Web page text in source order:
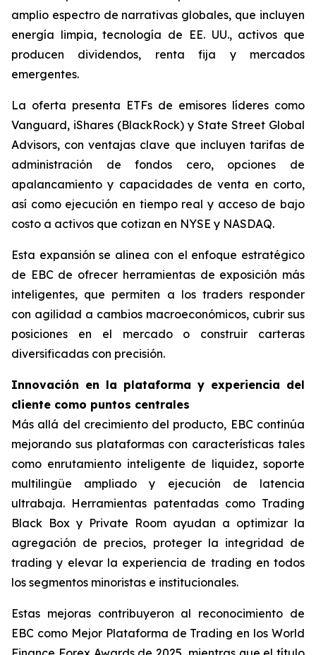
amplio espectro de narrativas globales, que incluyen
energía limpia, tecnología de EE. UU., activos que
producen dividendos, renta fija y mercados
emergentes.
La oferta presenta ETFs de emisores líderes como
Vanguard, iShares (BlackRock) y State Street Global
Advisors, con ventajas clave que incluyen tarifas de
administración de fondos cero, opciones de
apalancamiento y capacidades de venta en corto,
así como ejecución en tiempo real y acceso de bajo
costo a activos que cotizan en NYSE y NASDAQ.
Esta expansión se alinea con el enfoque estratégico
de EBC de ofrecer herramientas de exposición más
inteligentes, que permiten a los traders responder
con agilidad a cambios macroeconómicos, cubrir sus
posiciones en el mercado o construir carteras
diversificadas con precisión.
Innovación en la plataforma y experiencia del
cliente como puntos centrales
Más allá del crecimiento del producto, EBC continúa
mejorando sus plataformas con características tales
como enrutamiento inteligente de liquidez, soporte
multilingüe ampliado y ejecución de latencia
ultrabaja. Herramientas patentadas como Trading
Black Box y Private Room ayudan a optimizar la
agregación de precios, proteger la integridad de
trading y elevar la experiencia de trading en todos
los segmentos minoristas e institucionales.
Estas mejoras contribuyeron al reconocimiento de
EBC como Mejor Plataforma de Trading en los World